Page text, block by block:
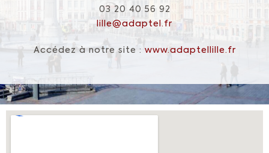
03 20 40 56 92
lille@adaptel.fr
Accédez à notre site : www.adaptellille.fr